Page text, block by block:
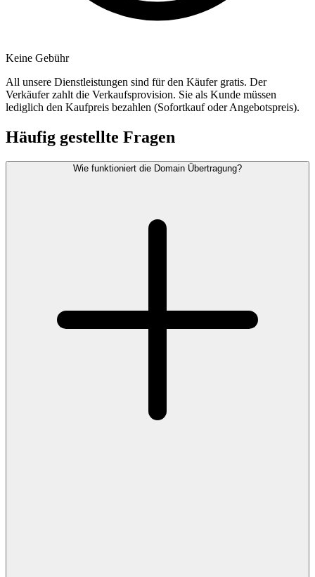
Keine Gebühr
All unsere Dienstleistungen sind für den Käufer gratis. Der
Verkäufer zahlt die Verkaufsprovision. Sie als Kunde müssen
lediglich den Kaufpreis bezahlen (Sofortkauf oder Angebotspreis).
Häufig gestellte Fragen
Wie funktioniert die Domain Übertragung?